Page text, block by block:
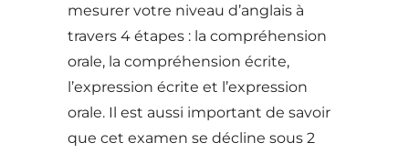
mesurer votre niveau d’anglais à
travers 4 étapes : la compréhension
orale, la compréhension écrite,
l’expression écrite et l’expression
orale. Il est aussi important de savoir
que cet examen se décline sous 2